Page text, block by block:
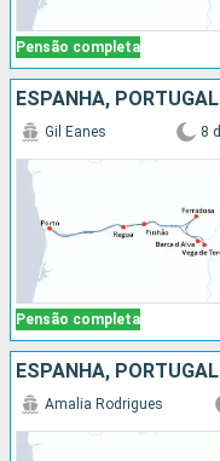
Pensão completa
ESPANHA, PORTUGAL
Pensão completa
Gil Eanes 8 d
ESPANHA, PORTUGAL
Amalia Rodrigues